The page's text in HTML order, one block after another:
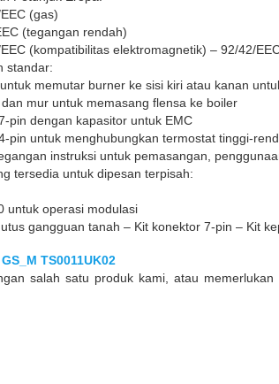
(gas)
(tegangan rendah)
(kompatibilitas elektromagnetik) – 92/42/
standar:
memutar burner ke sisi kiri atau kanan
mur untuk memasang flensa ke boiler
pin dengan kapasitor untuk EMC
pin untuk menghubungkan termostat tinggi-
instruksi untuk pemasangan,
tersedia untuk dipesan terpisah:
untuk operasi modulasi
gangguan tanah – Kit konektor 7-pin – Kit
TS0011UK02
salah satu produk kami, atau